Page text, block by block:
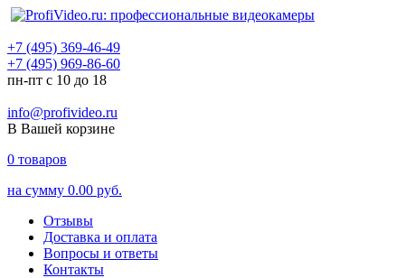
+7 (495) 369-46-49
+7 (495) 969-86-60
пн-пт с 10 до 18
info@profivideo.ru
В Вашей корзине
0 товаров
на сумму 0.00 руб.
Отзывы
Доставка и оплата
Вопросы и ответы
Контакты